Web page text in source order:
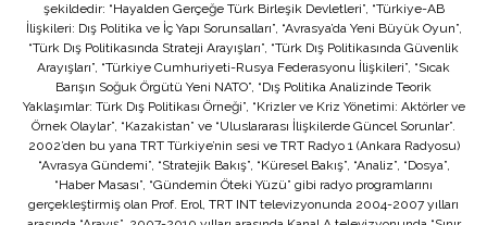
şekildedir: “Hayalden Gerçeğe Türk Birleşik Devletleri”, “Türkiye-AB
İlişkileri: Dış Politika ve İç Yapı Sorunsalları”, “Avrasya’da Yeni Büyük Oyun”,
“Türk Dış Politikasında Strateji Arayışları”, “Türk Dış Politikasında Güvenlik
Arayışları”, “Türkiye Cumhuriyeti-Rusya Federasyonu İlişkileri”, “Sıcak
Barışın Soğuk Örgütü Yeni NATO”, “Dış Politika Analizinde Teorik
Yaklaşımlar: Türk Dış Politikası Örneği”, “Krizler ve Kriz Yönetimi: Aktörler ve
Örnek Olaylar”, “Kazakistan” ve “Uluslararası İlişkilerde Güncel Sorunlar”.
2002’den bu yana TRT Türkiye’nin sesi ve TRT Radyo 1 (Ankara Radyosu)
“Avrasya Gündemi”, “Stratejik Bakış”, “Küresel Bakış”, “Analiz”, “Dosya”,
“Haber Masası”, “Gündemin Öteki Yüzü” gibi radyo programlarını
gerçekleştirmiş olan Prof. Erol, TRT INT televizyonunda 2004-2007 yılları